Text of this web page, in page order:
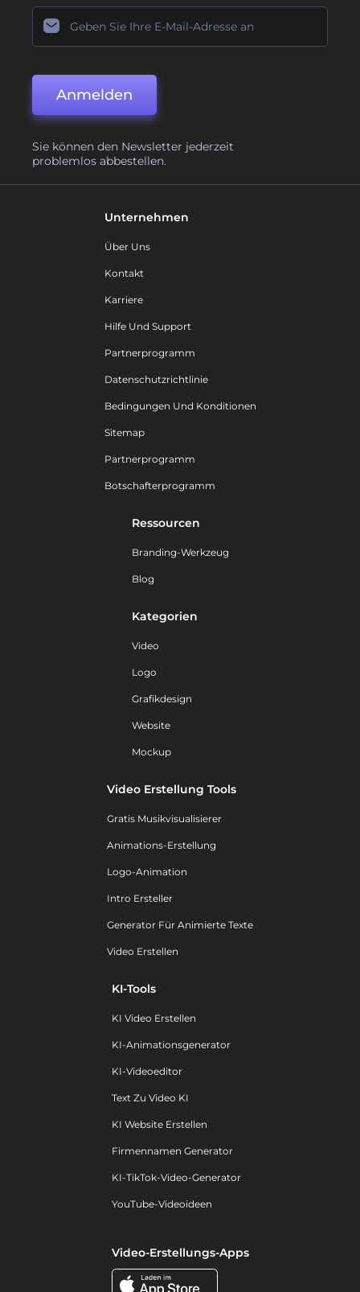
Anmelden
Sie können den Newsletter jederzeit
problemlos abbestellen.
Unternehmen
Über Uns
Kontakt
Karriere
Hilfe Und Support
Partnerprogramm
Datenschutzrichtlinie
Bedingungen Und Konditionen
Sitemap
Partnerprogramm
Botschafterprogramm
Ressourcen
Branding-Werkzeug
Blog
Kategorien
Video
Logo
Grafikdesign
Website
Mockup
Video Erstellung Tools
Gratis Musikvisualisierer
Animations-Erstellung
Logo-Animation
Intro Ersteller
Generator Für Animierte Texte
Video Erstellen
KI-Tools
KI Video Erstellen
KI-Animationsgenerator
KI-Videoeditor
Text Zu Video KI
KI Website Erstellen
Firmennamen Generator
KI-TikTok-Video-Generator
YouTube-Videoideen
Video-Erstellungs-Apps